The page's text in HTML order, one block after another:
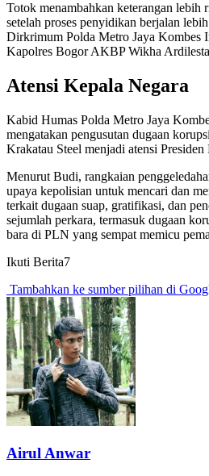
Totok menambahkan keterangan lebih
setelah proses penyidikan berjalan
Dirkrimum Polda Metro Jaya Kombes
Kapolres Bogor AKBP Wikha
Atensi Kepala Negara
Kabid Humas Polda Metro Jaya
mengatakan pengusutan dugaan
Krakatau Steel menjadi atensi
Menurut Budi, rangkaian
upaya kepolisian untuk mencari dan
terkait dugaan suap, gratifikasi, dan
sejumlah perkara, termasuk dugaan
bara di PLN yang sempat memicu
Ikuti Berita7
Tambahkan ke sumber pilihan di
Airul Anwar